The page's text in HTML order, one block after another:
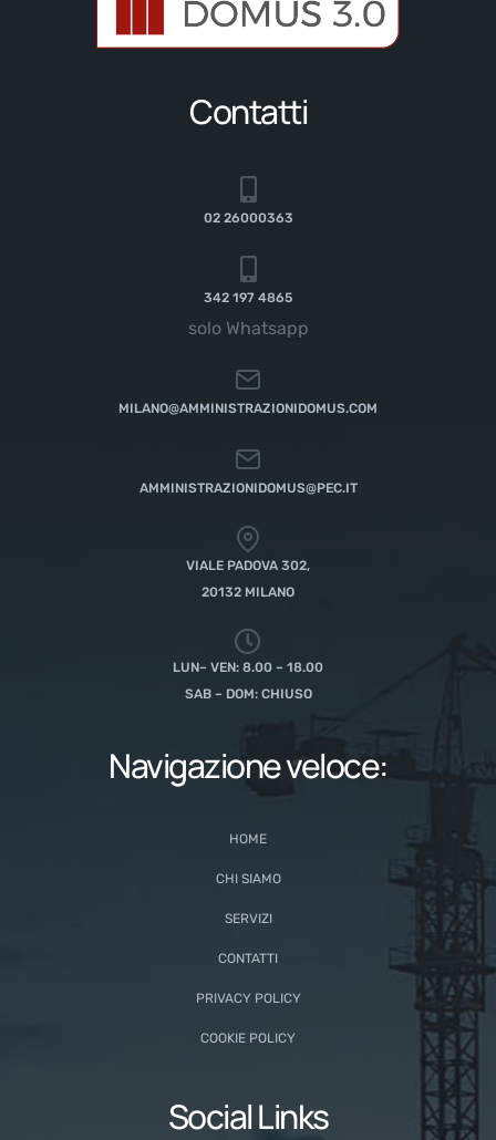
Contatti
02 26000363
342 197 4865
solo Whatsapp
MILANO@AMMINISTRAZIONIDOMUS.COM
AMMINISTRAZIONIDOMUS@PEC.IT
VIALE PADOVA 302,
20132 MILANO
LUN– VEN: 8.00 – 18.00
SAB – DOM: CHIUSO
Navigazione veloce:
HOME
CHI SIAMO
SERVIZI
CONTATTI
PRIVACY POLICY
COOKIE POLICY
Social Links